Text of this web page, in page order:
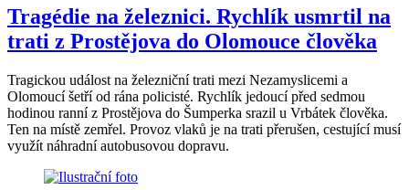
Tragédie na železnici. Rychlík usmrtil na
trati z Prostějova do Olomouce člověka
Tragickou událost na železniční trati mezi Nezamyslicemi a
Olomoucí šetří od rána policisté. Rychlík jedoucí před sedmou
hodinou ranní z Prostějova do Šumperka srazil u Vrbátek člověka.
Ten na místě zemřel. Provoz vlaků je na trati přerušen, cestující musí
využít náhradní autobusovou dopravu.